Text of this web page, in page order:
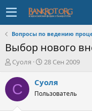
Вопросы по ведению
Выбор нового
А
т
о
р
Суоля
Д
т
н
28 Сен 2009
С Суоля
Пользователь